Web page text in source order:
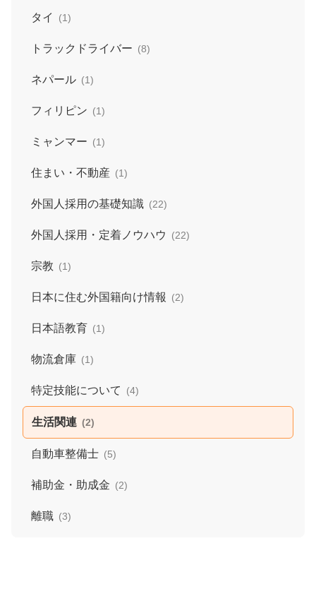
タイ (1)
トラックドライバー (8)
ネパール (1)
フィリピン (1)
ミャンマー (1)
住まい・不動産 (1)
外国人採用の基礎知識 (22)
外国人採用・定着ノウハウ (22)
宗教 (1)
日本に住む外国籍向け情報 (2)
日本語教育 (1)
物流倉庫 (1)
特定技能について (4)
生活関連 (2)
自動車整備士 (5)
補助金・助成金 (2)
離職 (3)